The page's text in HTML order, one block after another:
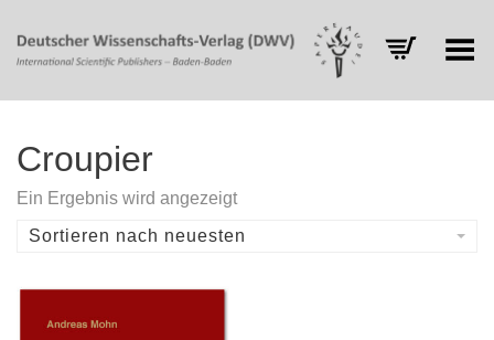
Toggle Menu
Croupier
Ein Ergebnis wird angezeigt
Sortieren nach neuesten